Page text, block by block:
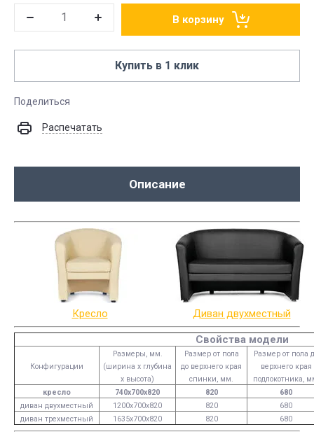
В корзину
Купить в 1 клик
Поделиться
Распечатать
Описание
Кресло Диван двухместный
Свойства модели
Конфигурации
Размеры, мм.
(ширина х глубина
х высота)
Размер от пола
до верхнего края
спинки, мм.
Размер от пола
верхнего края
подлокотника,
кресло
740х700х820 820
680
диван двухместный
1200х700х820 820
680
диван трехместный
1635х700х820 820 680